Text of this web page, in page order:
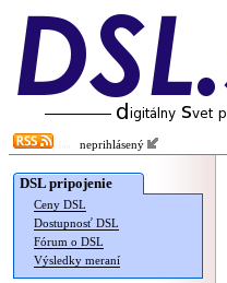
neprihlásený
DSL pripojenie
Ceny DSL
Dostupnosť DSL
Fórum o DSL
Výsledky meraní